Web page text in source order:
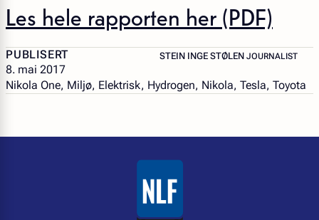
Les hele rapporten her (PDF)
PUBLISERT
8. mai 2017
STEIN INGE STØLEN – JOURNALIST
JOURNALIST
Nikola One, Miljø, Elektrisk, Hydrogen, Nikola, Tesla, Toyota